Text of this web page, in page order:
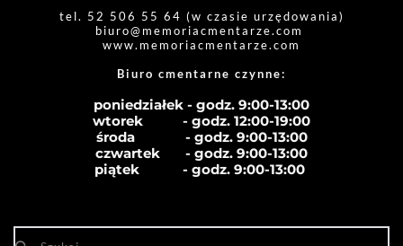
tel. 52 506 55 64 (w czasie urzędowania)
biuro@memoriacmentarze.com
www.memoriacmentarze.com
Biuro cmentarne czynne:
poniedziałek - godz. 9:00-13:00
wtorek           - godz. 12:00-19:00
środa              - godz. 9:00-13:00
czwartek       - godz. 9:00-13:00
piątek            - godz. 9:00-13:00